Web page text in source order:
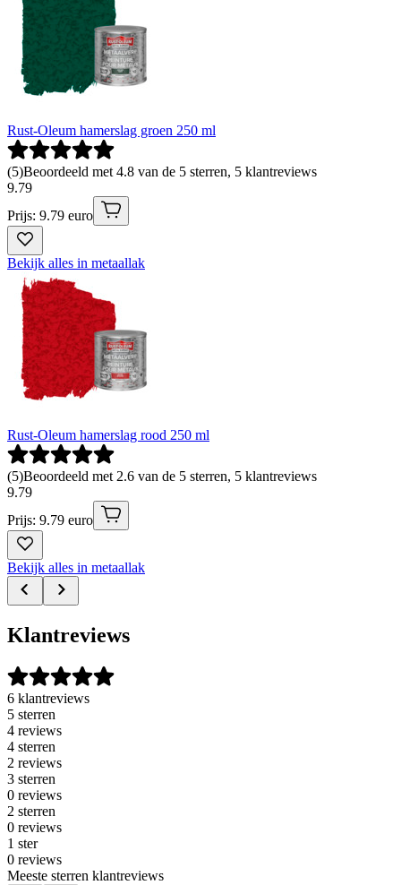
Rust-Oleum hamerslag groen 250 ml
(5)Beoordeeld met 4.8 van de 5 sterren, 5 klantreviews
9.79
Prijs: 9.79 euro
Bekijk alles in metaallak
Rust-Oleum hamerslag rood 250 ml
(5)Beoordeeld met 2.6 van de 5 sterren, 5 klantreviews
9.79
Prijs: 9.79 euro
Bekijk alles in metaallak
Klantreviews
6 klantreviews
5 sterren
4 reviews
4 sterren
2 reviews
3 sterren
0 reviews
2 sterren
0 reviews
1 ster
0 reviews
Meeste sterren klantreviews